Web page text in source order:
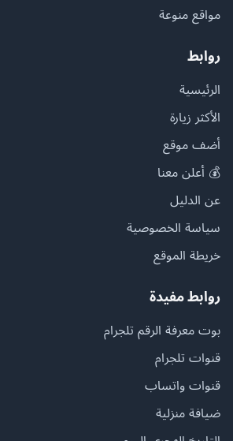
مواقع منوعة
روابط
الرئيسية
الأكثر زيارة
أضف موقع
💰 أعلن معنا
عن الدليل
سياسة الخصوصية
خريطة الموقع
روابط مفيدة
بوت معرفة الرقم تلجرام
قنوات تلجرام
قنوات واتساب
ضيافة منزلية